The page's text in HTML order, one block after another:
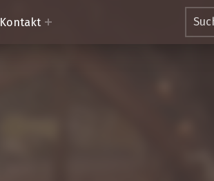
Suchen nach:
Kontakt